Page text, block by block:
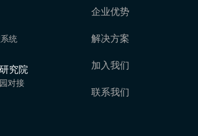
统
究院
对接
企业优势
解决方案
加入我们
联系我们